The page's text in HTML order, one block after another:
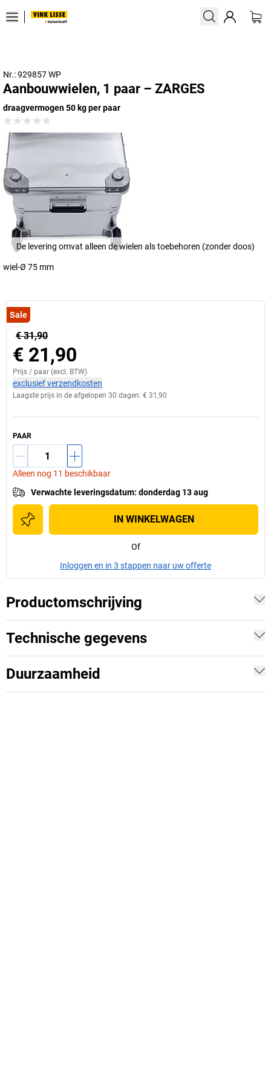
Nr.: 929857 WP
Aanbouwwielen, 1 paar – ZARGES
draagvermogen 50 kg per paar
De levering omvat alleen de wielen als toebehoren (zonder doos)
wiel-Ø 75 mm
Sale
€ 31,90
€ 21,90
Prijs / paar (excl. BTW)
exclusief verzendkosten
Laagste prijs in de afgelopen 30 dagen: € 31,90
PAAR
Alleen nog 11 beschikbaar
Verwachte leveringsdatum: donderdag 13 aug
IN WINKELWAGEN
Of
Inloggen en in 3 stappen naar uw offerte
Productomschrijving
Technische gegevens
Duurzaamheid